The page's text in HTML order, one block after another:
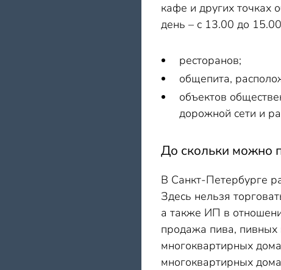
кафе и других точках
день – с 13.00 до
ресторанов;
общепита,
объектов
дорожной сети и
До скольки можно
В Санкт-Петербурге
Здесь нельзя
а также ИП в
продажа пива, пивных
многоквартирных
многоквартирных